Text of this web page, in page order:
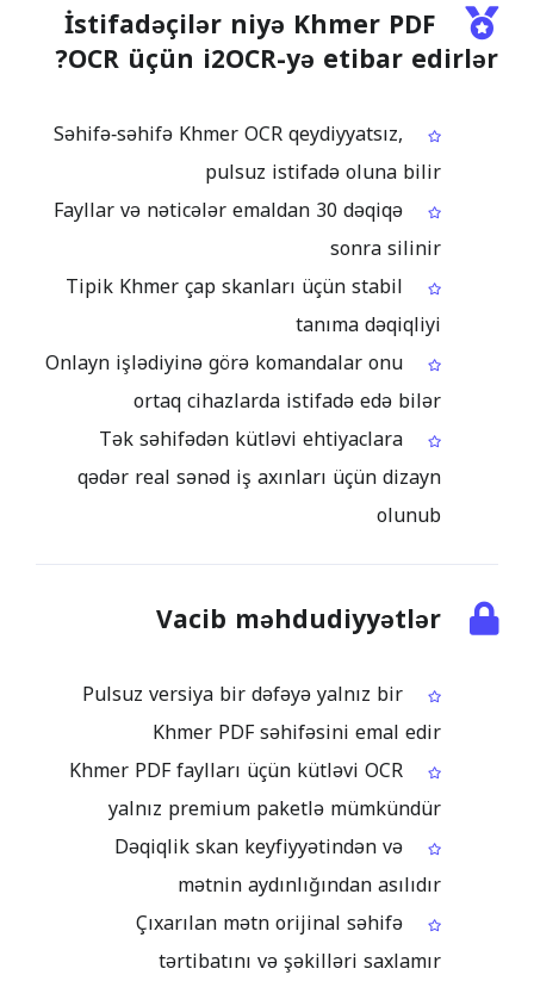
İstifadəçilər niyə Khmer PDF
OCR üçün i2OCR-yə etibar edirlər?
Səhifə‑səhifə Khmer OCR qeydiyyatsız,
pulsuz istifadə oluna bilir
Fayllar və nəticələr emaldan 30 dəqiqə
sonra silinir
Tipik Khmer çap skanları üçün stabil
tanıma dəqiqliyi
Onlayn işlədiyinə görə komandalar onu
ortaq cihazlarda istifadə edə bilər
Tək səhifədən kütləvi ehtiyaclara
qədər real sənəd iş axınları üçün dizayn
olunub
Vacib məhdudiyyətlər
Pulsuz versiya bir dəfəyə yalnız bir
Khmer PDF səhifəsini emal edir
Khmer PDF faylları üçün kütləvi OCR
yalnız premium paketlə mümkündür
Dəqiqlik skan keyfiyyətindən və
mətnin aydınlığından asılıdır
Çıxarılan mətn orijinal səhifə
tərtibatını və şəkilləri saxlamır